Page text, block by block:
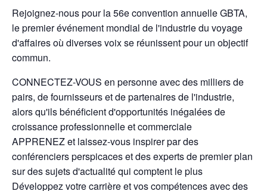
Rejoignez-nous pour la 56e convention annuelle GBTA,
le premier événement mondial de l'industrie du voyage
d'affaires où diverses voix se réunissent pour un objectif
commun.
CONNECTEZ-VOUS en personne avec des milliers de
pairs, de fournisseurs et de partenaires de l'industrie,
alors qu'ils bénéficient d'opportunités inégalées de
croissance professionnelle et commerciale
APPRENEZ et laissez-vous inspirer par des
conférenciers perspicaces et des experts de premier plan
sur des sujets d'actualité qui comptent le plus
Développez votre carrière et vos compétences avec des